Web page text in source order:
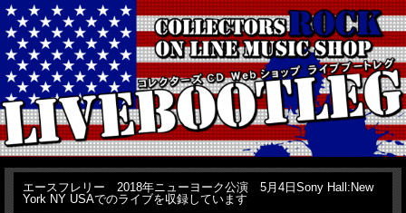
エースフレリー 2018年ニューヨーク公演 5月4日Sony Hall:New
York NY USAでのライブを収録しています